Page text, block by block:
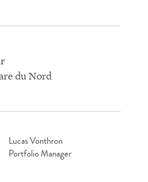
du Nord
Lucas Vonthron
Portfolio Manager